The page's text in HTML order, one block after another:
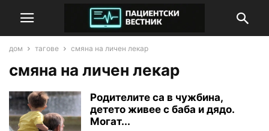
дом тагове смяна на личен лекар
смяна на личен лекар
Родителите са в чужбина,
детето живее с баба и дядо.
Могат...